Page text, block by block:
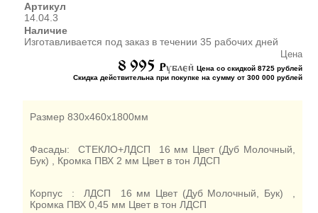
КРОВАТИ ДЛЯ ДЕТСКОГО
САДА (65)
МАТРАСЫ ДЛЯ ДЕТСКИХ
СТОЛЫ ДЛЯ ДЕТСКОГО
СТУЛЬЯ И СКАМЕЙКИ ДЛЯ
ДЕТСКОГО САДА (34)
ШКАФЫ В РАЗДЕВАЛКУ
ДЛЯ ДЕТСКОГО САДА (39)
И ГОРШКОВ (32)
СТЕЛЛАЖИ И СТЕНКИ
Артикул
14.04.3
Наличие
Изготавливается под заказ в течении 35 рабочих дней
Цена
8 995 Pублей Цена со скидкой 8725 рублей
Скидка действительна при покупке на сумму от 300 000 рублей
Размер 830х460х1800мм
Фасады: СТЕКЛО+ЛДСП 16 мм Цвет (Дуб Молочный,
Бук) , Кромка ПВХ 2 мм Цвет в тон ЛДСП
Корпус : ЛДСП 16 мм Цвет (Дуб Молочный, Бук) ,
Кромка ПВХ 0,45 мм Цвет в тон ЛДСП